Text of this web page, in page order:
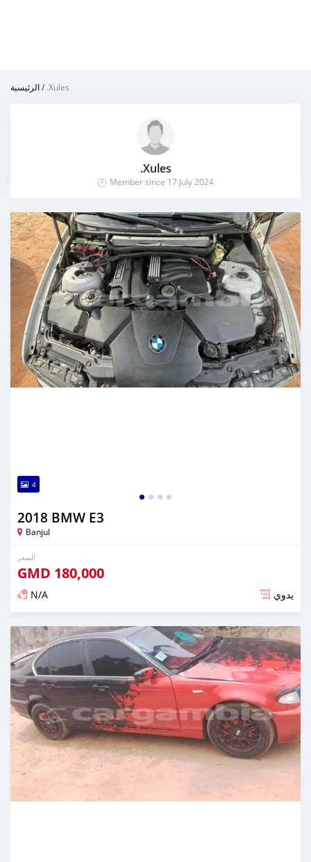
الرئيسية/.Xules
.Xules
Member since 17 July 2024
4
2018 BMW E3
Banjul
السعر
GMD 180,000
N/A يدوي
تم النشر منذ حوالي سنتان مضت